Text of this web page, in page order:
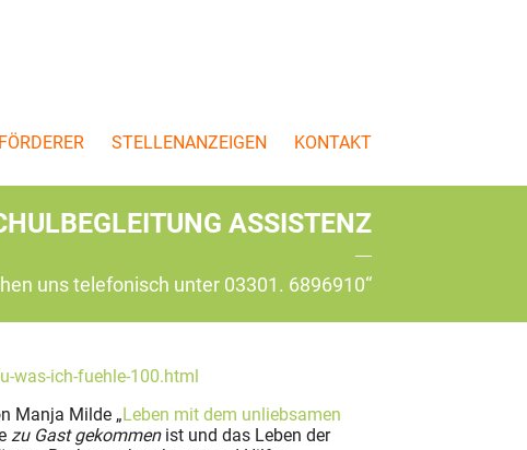
STELLENANZEIGEN KONTAKT
ASSISTENZ
uns telefonisch unter 03301. 6896910“
was-ich-fuehle-100.html
Manja Milde „Leben mit dem unliebsamen
zu Gast gekommenist und das Leben der